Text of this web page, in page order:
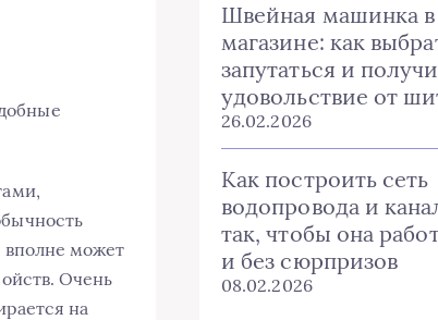
вполне может
Очень
на
Швейная машинка
магазине: как
запутаться и
удовольствие от
26.02.2026
Как построить сеть
водопровода и
так, чтобы она
и без сюрпризов
08.02.2026